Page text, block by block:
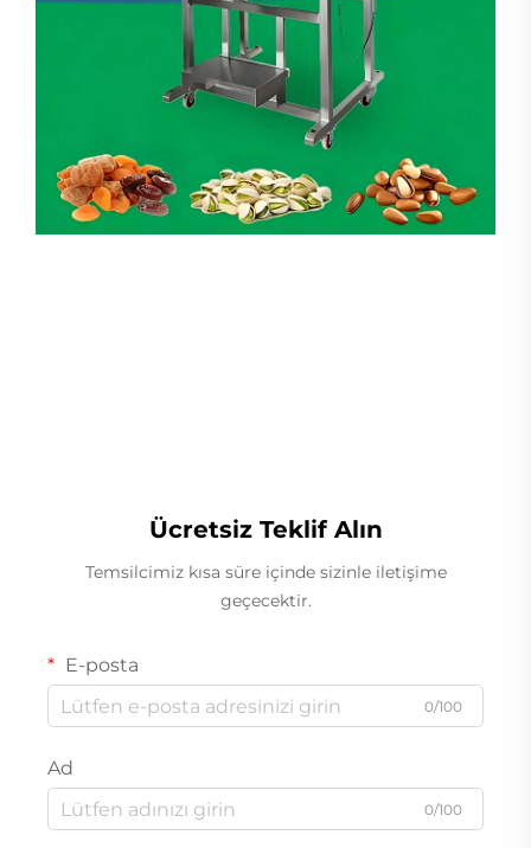
Ücretsiz Teklif Alın
Temsilcimiz kısa süre içinde sizinle iletişime
geçecektir.
E-posta
0/100
Ad
0/100